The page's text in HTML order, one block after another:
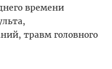
времени
травм головного